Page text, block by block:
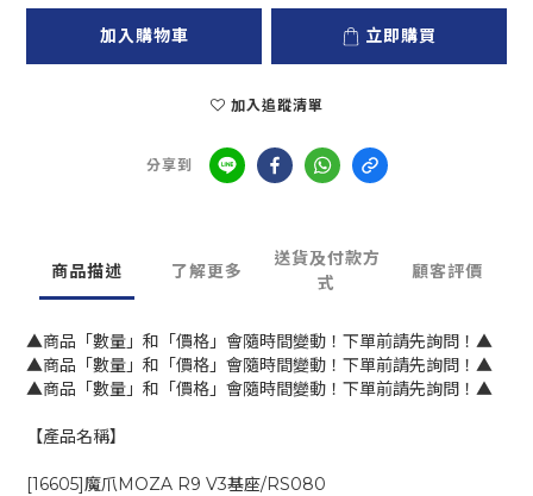
加入購物車 立即購買
加入追蹤清單
分享到
商品描述 了解更多
送貨及付款方
式
顧客評價
▲商品「數量」和「價格」會隨時間變動！下單前請先詢問！▲
▲商品「數量」和「價格」會隨時間變動！下單前請先詢問！▲
▲商品「數量」和「價格」會隨時間變動！下單前請先詢問！▲
【產品名稱】
[16605]魔爪MOZA R9 V3基座/RS080